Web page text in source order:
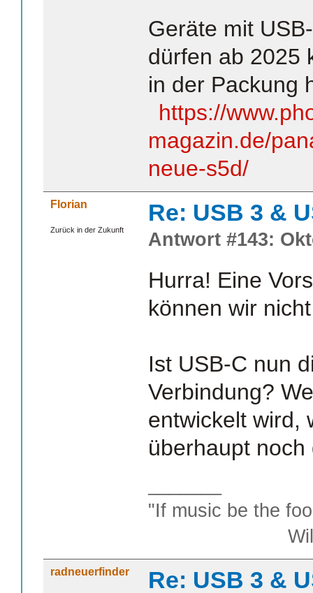
Geräte mit
dürfen ab 2025
in der Packung
https://
magazin.de/
neue-s5d/
Florian
Zurück in der Zukunft
Re: USB 3 &
Antwort #143:
Hurra! Eine
können wir
Ist USB-C nun
Verbindung?
entwickelt wird,
überhaupt
"If music be the
William
radneuerfinder Re: USB 3 &